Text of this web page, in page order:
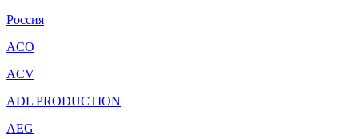
Россия
ACO
ACV
ADL PRODUCTION
AEG